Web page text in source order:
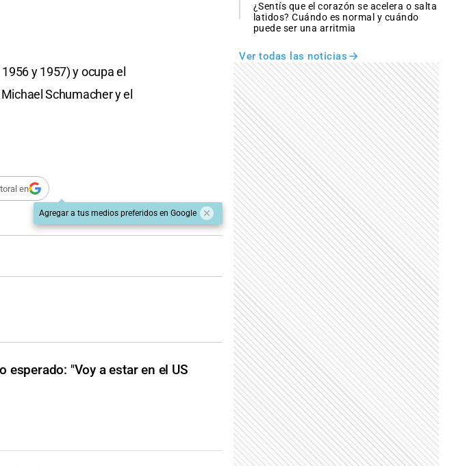
y 1957) y ocupa el
Schumacher y el
en
Agregar a tus medios preferidos en Google
"Voy a estar en el US
¿Sentís que el corazón se acelera o salta
latidos? Cuándo es normal y cuándo
puede ser una arritmia
Ver todas las noticias